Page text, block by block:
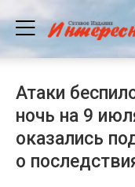
Атаки
ночь на 9
оказались
о